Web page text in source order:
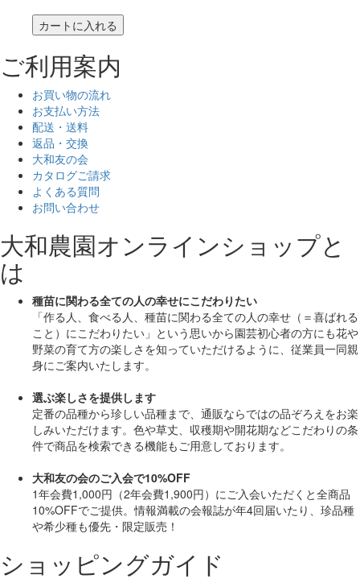
カートに入れる
ご利用案内
お買い物の流れ
お支払い方法
配送・送料
返品・交換
大和友の会
カタログご請求
よくある質問
お問い合わせ
大和農園オンラインショップと
は
種苗に関わる全ての人の幸せにこだわりたい
「作る人、食べる人、種苗に関わる全ての人の幸せ（＝喜ばれる
こと）にこだわりたい」 という思いから園芸初心者の方にも花や
野菜の育て方の楽しさを知っていただけるように、従業員一同親
身にご案内いたします。
選ぶ楽しさを提供します
定番の品種から珍しい品種まで、通販ならではの品ぞろえをお楽
しみいただけます。色や草丈、収穫期や開花期などこだわりの条
件で商品を検索できる機能もご用意しております。
大和友の会のご入会で10%OFF
1年会費1,000円（2年会費1,900円）にご入会いただくと全商品
10%OFFでご提供。情報満載の会報誌が年4回届いたり、珍品種
や希少種も優先・限定販売！
ショッピングガイド